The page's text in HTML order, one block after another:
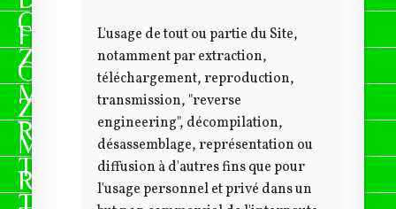
Gymnastique
Zumba
Marche Nordique
Randonnée pédestre
Tennis
Football
Gymnastique
Zumba
Marche Nordique
Randonnée pédestre
L'usage de tout ou partie du Site,
notamment par extraction,
téléchargement, reproduction,
transmission, "reverse
engineering", décompilation,
désassemblage, représentation ou
diffusion à d'autres fins que pour
l'usage personnel et privé dans un